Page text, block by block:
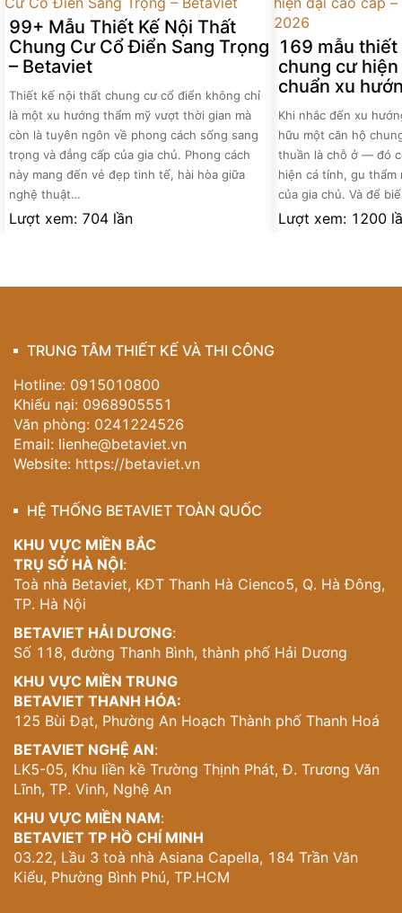
99+ Mẫu Thiết Kế Nội Thất
Chung Cư Cổ Điển Sang Trọng
– Betaviet
Thiết kế nội thất chung cư cổ điển không chỉ
là một xu hướng thẩm mỹ vượt thời gian mà
còn là tuyên ngôn về phong cách sống sang
trọng và đẳng cấp của gia chủ. Phong cách
này mang đến vẻ đẹp tinh tế, hài hòa giữa
nghệ thuật…
Lượt xem: 704 lần
169 mẫu
chung cư
chuẩn xu
Khi nhắc đến xu
hữu một căn hộ
thuần là chỗ ở — đó
hiện cá tính, gu thẩm
của gia chủ. Và để
Lượt xem: 1200
TRUNG TÂM THIẾT KẾ VÀ THI CÔNG
Hotline: 0915010800
Khiếu nại: 0968905551
Văn phòng: 0241224526
Email: lienhe@betaviet.vn
Website: https://betaviet.vn
HỆ THỐNG BETAVIET TOÀN QUỐC
KHU VỰC MIỀN BẮC
TRỤ SỞ HÀ NỘI:
Toà nhà Betaviet, KĐT Thanh Hà Cienco5, Q. Hà Đông,
TP. Hà Nội
BETAVIET HẢI DƯƠNG:
Số 118, đường Thanh Bình, thành phố Hải Dương
KHU VỰC MIỀN TRUNG
BETAVIET THANH HÓA:
125 Bùi Đạt, Phường An Hoạch Thành phố Thanh Hoá
BETAVIET NGHỆ AN:
LK5-05, Khu liền kề Trường Thịnh Phát, Đ. Trương Văn
Lĩnh, TP. Vinh, Nghệ An
KHU VỰC MIỀN NAM:
BETAVIET TP HỒ CHÍ MINH
03.22, Lầu 3 toà nhà Asiana Capella, 184 Trần Văn
Kiểu, Phường Bình Phú, TP.HCM